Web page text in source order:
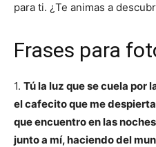
para ti. ¿Te animas a
Frases para
1. Tú la luz que se cuela por
el cafecito que me
que encuentro en las
junto a mí, haciendo del